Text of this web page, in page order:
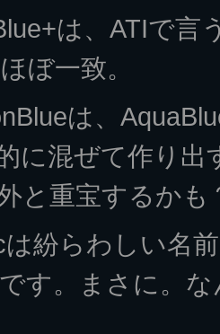
は、ATIで言
ぼ一致。
は、
に混ぜて作り
と重宝するかも
紛らわしい名
す。まさに。